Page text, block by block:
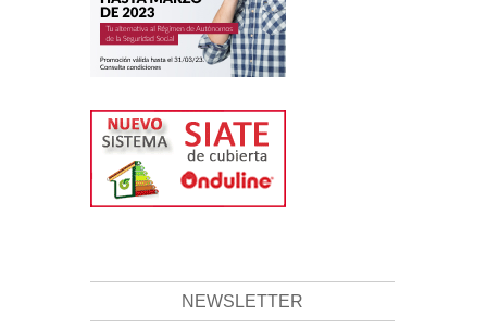
NEWSLETTER